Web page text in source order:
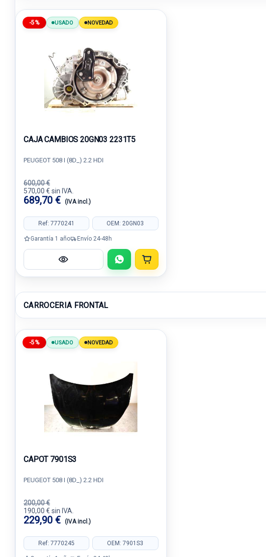
-5% USADO NOVEDAD
CAJA CAMBIOS 20GN03 2231T5
PEUGEOT 508 I (8D_) 2.2 HDI
600,00 €
570,00 € sin IVA.
689,70 € (IVA incl.)
Ref: 7770241 OEM: 20GN03
Garantía 1 año Envío 24-48h
CARROCERIA FRONTAL
-5% USADO NOVEDAD
CAPOT 7901S3
PEUGEOT 508 I (8D_) 2.2 HDI
200,00 €
190,00 € sin IVA.
229,90 € (IVA incl.)
Ref: 7770245 OEM: 7901S3